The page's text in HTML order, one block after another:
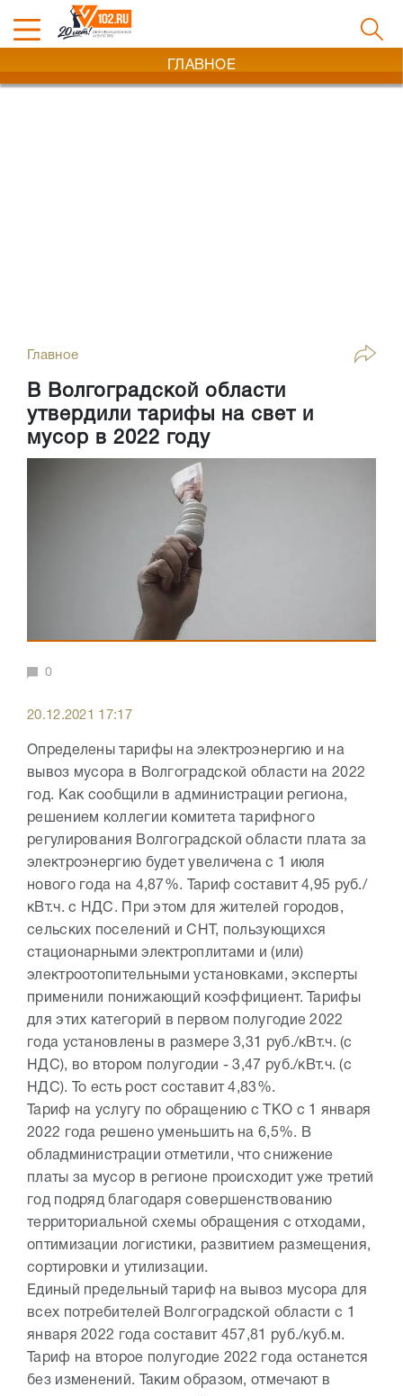
ГЛАВНОЕ
Главное
В Волгоградской области
утвердили тарифы на свет и
мусор в 2022 году
0
20.12.2021 17:17
Определены тарифы на электроэнергию и на
вывоз мусора в Волгоградской области на 2022
год. Как сообщили в администрации региона,
решением коллегии комитета тарифного
регулирования Волгоградской области плата за
электроэнергию будет увеличена с 1 июля
нового года на 4,87%. Тариф составит 4,95 руб./
кВт.ч. с НДС. При этом для жителей городов,
сельских поселений и СНТ, пользующихся
стационарными электроплитами и (или)
электроотопительными установками, эксперты
применили понижающий коэффициент. Тарифы
для этих категорий в первом полугодие 2022
года установлены в размере 3,31 руб./кВт.ч. (с
НДС), во втором полугодии - 3,47 руб./кВт.ч. (с
НДС). То есть рост составит 4,83%.
Тариф на услугу по обращению с ТКО с 1 января
2022 года решено уменьшить на 6,5%. В
обладминистрации отметили, что снижение
платы за мусор в регионе происходит уже третий
год подряд благодаря совершенствованию
территориальной схемы обращения с отходами,
оптимизации логистики, развитием размещения,
сортировки и утилизации.
Единый предельный тариф на вывоз мусора для
всех потребителей Волгоградской области с 1
января 2022 года составит 457,81 руб./куб.м.
Тариф на второе полугодие 2022 года останется
без изменений. Таким образом, отмечают в